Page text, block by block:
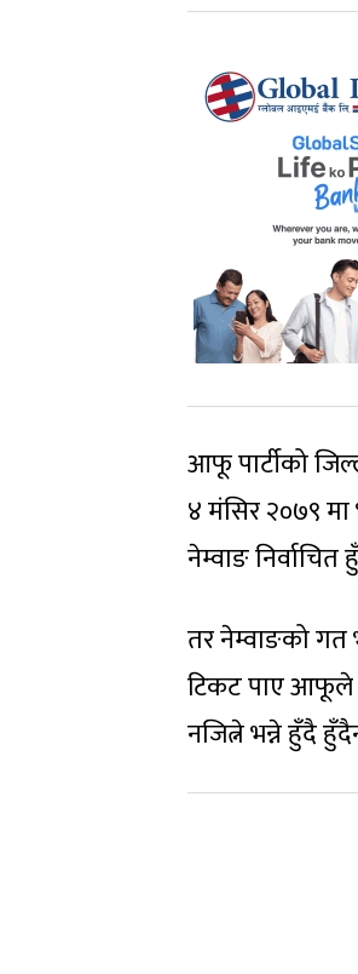
आफू पार्टीको
४ मंसिर २०७९ मा
नेम्वाङ
तर नेम्वाङको गत
टिकट पाए आफूले
नजित्ने भन्ने हुँदै